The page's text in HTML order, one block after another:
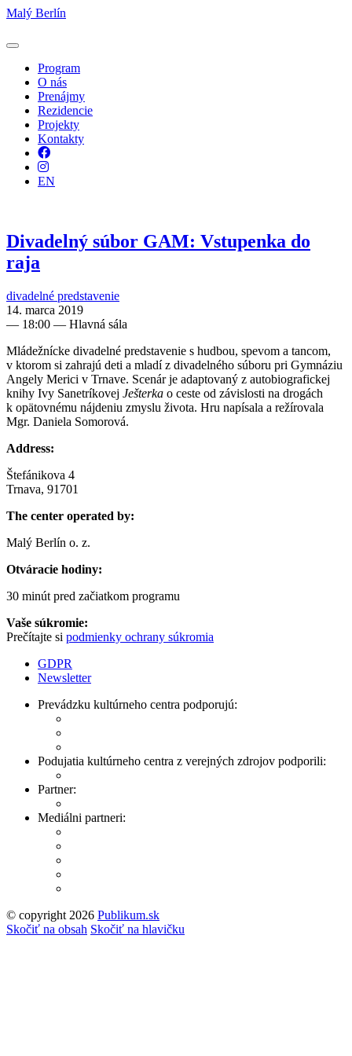
Malý Berlín
Program
O nás
Prenájmy
Rezidencie
Projekty
Kontakty
Facebook
Instagram
EN
Divadelný súbor GAM: Vstupenka do
raja
divadelné predstavenie
14. marca 2019
— 18:00 — Hlavná sála
Mládežnícke divadelné predstavenie s hudbou, spevom a tancom,
v ktorom si zahrajú deti a mladí z divadelného súboru pri Gymnáziu
Angely Merici v Trnave. Scenár je adaptovaný z autobiografickej
knihy Ivy Sanetríkovej Ješterka o ceste od závislosti na drogách
k opätovnému nájdeniu zmyslu života. Hru napísala a režírovala
Mgr. Daniela Somorová.
Address:
Štefánikova 4
Trnava, 91701
The center operated by:
Malý Berlín o. z.
Otváracie hodiny:
30 minút pred začiatkom programu
Vaše súkromie:
Prečítajte si podmienky ochrany súkromia
GDPR
Newsletter
Prevádzku kultúrneho centra podporujú:
Podujatia kultúrneho centra z verejných zdrojov podporili:
Partner:
Mediálni partneri:
© copyright 2026 Publikum.sk
Tvorba stránok: Enjoy
Skočiť na obsah Skočiť na hlavičku